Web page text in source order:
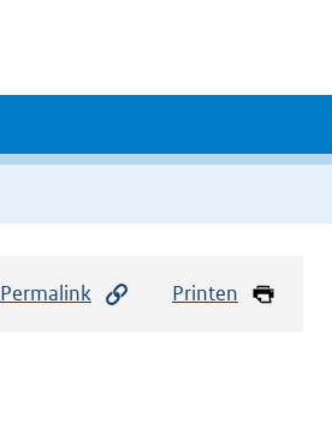
Permalink Printen